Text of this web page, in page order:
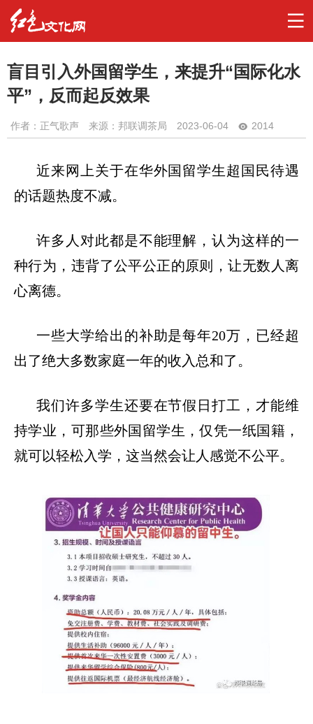
盲目引入外国留学生，来提升“国际化水
平”，反而起反效果
作者： 正气歌声 来源：邦联调茶局 2023-06-04 2014
近来网上关于在华外国留学生超国民待遇
的话题热度不减。
许多人对此都是不能理解，认为这样的一
种行为，违背了公平公正的原则，让无数人离
心离德。
一些大学给出的补助是每年20万，已经超
出了绝大多数家庭一年的收入总和了。
我们许多学生还要在节假日打工，才能维
持学业，可那些外国留学生，仅凭一纸国籍，
就可以轻松入学，这当然会让人感觉不公平。